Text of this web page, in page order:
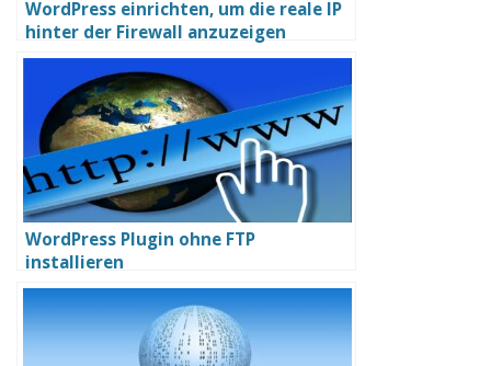
WordPress einrichten, um die reale IP
hinter der Firewall anzuzeigen
WordPress Plugin ohne FTP
installieren